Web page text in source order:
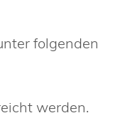
folgenden
werden.